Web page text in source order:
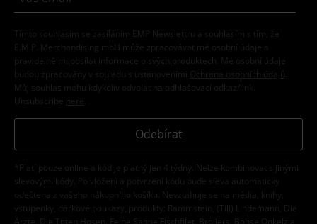
Tímto souhlasím se zasíláním EMP Newslettru a souhlasím s tím, že
E.M.P. Merchandising mbH může zpracovávat mé osobní údaje a
pravidelně mi posílat informace o svých produktech. Mé osobní údaje
budou zpracovány v souladu s ustanoveními
Ochrana osobních údajů
Můj souhlas mohu kdykoliv odvolat na odhlašovací odkaz/link.
Unsubscribe here
Odebírat
*Platí pouze online a kód je platný jen 4 týdny. Nelze kombinovat s jinými
slevovými kódy. Po vložení a potvrzení kódu bude sleva automaticky
odečtena z vašeho nákupního košíku. Nevztahuje se na média, knihy,
vstupenky, dárkové poukazy, produkty: Rammstein, (Till) Lindemann, Die
Ärzte, Die Toten Hosen, Feine Sahne Fischfilet, Broilers, Böhse Onkelz a